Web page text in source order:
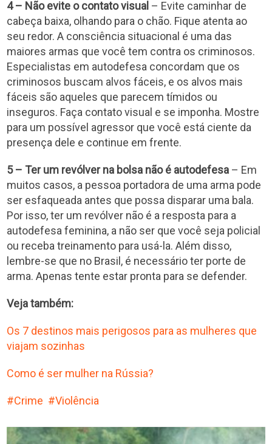
4 – Não evite o contato visual – Evite caminhar de
cabeça baixa, olhando para o chão. Fique atenta ao
seu redor. A consciência situacional é uma das
maiores armas que você tem contra os criminosos.
Especialistas em autodefesa concordam que os
criminosos buscam alvos fáceis, e os alvos mais
fáceis são aqueles que parecem tímidos ou
inseguros. Faça contato visual e se imponha. Mostre
para um possível agressor que você está ciente da
presença dele e continue em frente.
5 – Ter um revólver na bolsa não é autodefesa – Em
muitos casos, a pessoa portadora de uma arma pode
ser esfaqueada antes que possa disparar uma bala.
Por isso, ter um revólver não é a resposta para a
autodefesa feminina, a não ser que você seja policial
ou receba treinamento para usá-la. Além disso,
lembre-se que no Brasil, é necessário ter porte de
arma. Apenas tente estar pronta para se defender.
Veja também:
Os 7 destinos mais perigosos para as mulheres que
viajam sozinhas
Como é ser mulher na Rússia?
Crime Violência